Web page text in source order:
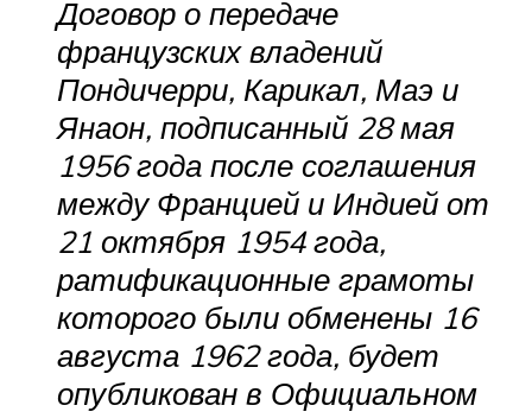
Договор о передаче
французских владений
Пондичерри, Карикал, Маэ и
Янаон, подписанный 28 мая
1956 года после соглашения
между Францией и Индией от
21 октября 1954 года,
ратификационные грамоты
которого были обменены 16
августа 1962 года, будет
опубликован в Официальном